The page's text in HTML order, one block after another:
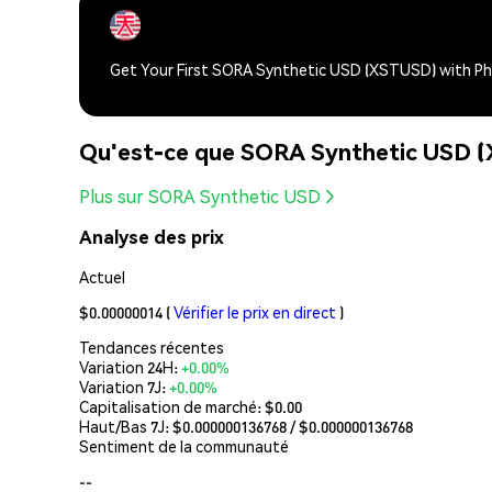
Get Your First SORA Synthetic USD (XSTUSD) with
Qu'est-ce que SORA Synthetic USD
Plus sur SORA Synthetic USD
Analyse des prix
Actuel
$0.00000014 (Vérifier le prix en direct )
Tendances récentes
Variation 24H:+0.00%
Variation 7J:+0.00%
Capitalisation de marché:$0.00
Haut/Bas 7J: $0.000000136768/ $0.000000136768
Sentiment de la communauté
--